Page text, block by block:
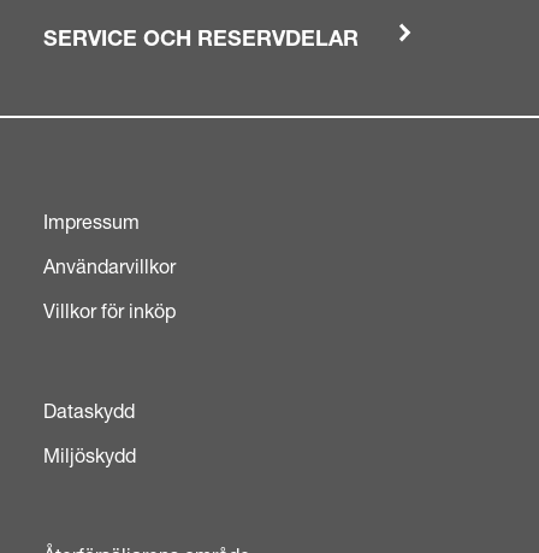
SERVICE OCH RESERVDELAR
Impressum
Användarvillkor
Villkor för inköp
Dataskydd
Miljöskydd